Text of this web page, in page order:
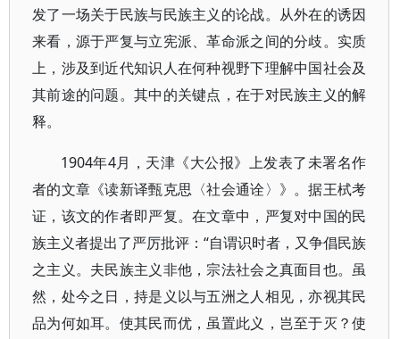
发了一场关于民族与民族主义的论战。从外在的诱因
来看，源于严复与立宪派、革命派之间的分歧。实质
上，涉及到近代知识人在何种视野下理解中国社会及
其前途的问题。其中的关键点，在于对民族主义的解
释。
1904年4月，天津《大公报》上发表了未署名作
者的文章《读新译甄克思〈社会通诠〉》。据王栻考
证，该文的作者即严复。在文章中，严复对中国的民
族主义者提出了严厉批评：“自谓识时者，又争倡民族
之主义。夫民族主义非他，宗法社会之真面目也。虽
然，处今之日，持是义以与五洲之人相见，亦视其民
品为何如耳。使其民而优，虽置此义，岂至于灭？使